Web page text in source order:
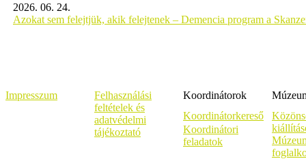
2026. 06. 24.
Azokat sem felejtjük, akik felejtenek – Demencia program a
Impresszum
Felhasználási
feltételek és
adatvédelmi
tájékoztató
Koordinátorok
Koordinátorkereső
Koordinátori
feladatok